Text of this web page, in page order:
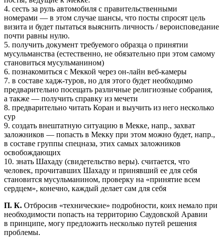
4. сесть за руль автомобиля с правительственными
номерами — в этом случае шансы, что посты спросят цель
визита и будет пытаться выяснить личность / вероисповедание
почти равны нулю.
5. получить документ требуемого образца о принятии
мусульманства (естественно, не обязательно при этом самому
становиться мусульманином)
6. познакомиться с Меккой через он-лайн веб-камеры
7. в составе хадж-туров, но для этого будет необходимо
предварительно посещать различные религиозные собрания,
а также — получить справку из мечети
8. предварительно читать Коран и выучить из него несколько
сур
9. создать внештатную ситуацию в Мекке, напр., захват
заложников — попасть в Мекку при этом можно будет, напр.,
в составе группы спецназа, этих самых заложников
освобождающих
10. знать Шахаду (свидетельство веры). считается, что
человек, прочитавших Шахаду и принявший ее для себя
становится мусульманином, проверку на «принятие всем
сердцем», конечно, каждый делает сам для себя
П. К. Отбросив «технические» подробности, коих немало при
необходимости попасть на территорию Саудовской Аравии
в принципе, могу предложить несколько путей решения
проблемы.